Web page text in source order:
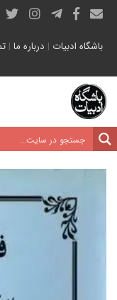
باشگاه ادبیات | درباره ما |